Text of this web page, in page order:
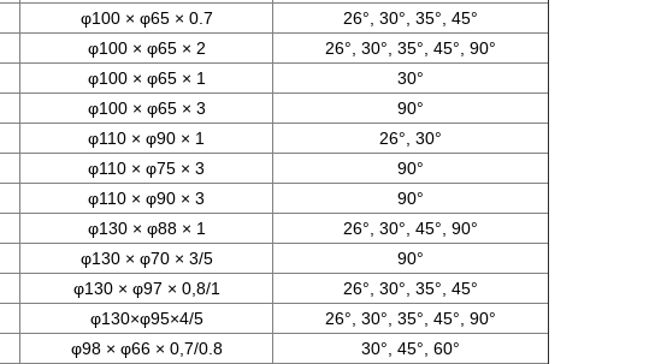
φ100 × φ65 × 0.7
26°, 30°, 35°, 45°
φ100 × φ65 × 2
26°, 30°, 35°, 45°, 90°
φ100 × φ65 × 1
30°
φ100 × φ65 × 3
90°
φ110 × φ90 × 1
26°, 30°
φ110 × φ75 × 3
90°
φ110 × φ90 × 3
90°
φ130 × φ88 × 1
26°, 30°, 45°, 90°
φ130 × φ70 × 3/5
90°
φ130 × φ97 × 0,8/1
26°, 30°, 35°, 45°
φ130×φ95×4/5
26°, 30°, 35°, 45°, 90°
φ98 × φ66 × 0,7/0.8
30°, 45°, 60°